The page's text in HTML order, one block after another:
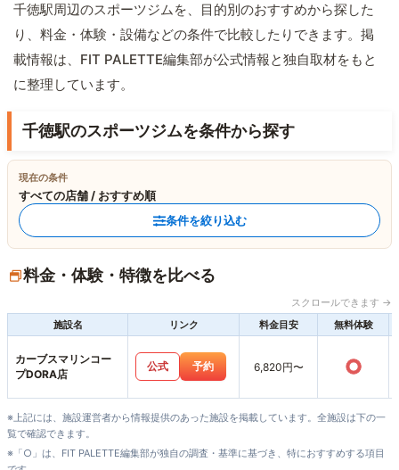
千徳駅周辺のスポーツジムを、目的別のおすすめから探した
り、料金・体験・設備などの条件で比較したりできます。掲
載情報は、FIT PALETTE編集部が公式情報と独自取材をもと
に整理しています。
千徳駅のスポーツジムを条件から探す
現在の条件
すべての店舗 / おすすめ順
条件を絞り込む
料金・体験・特徴を比べる
スクロールできます →
施設名
リンク 料金目安 無料体験
カーブスマリンコー
プDORA店
公式 予約 6,820円〜 ○
※上記には、施設運営者から情報提供のあった施設を掲載しています。全施設は下の一
覧で確認できます。
※「○」は、FIT PALETTE編集部が独自の調査・基準に基づき、特におすすめする項目